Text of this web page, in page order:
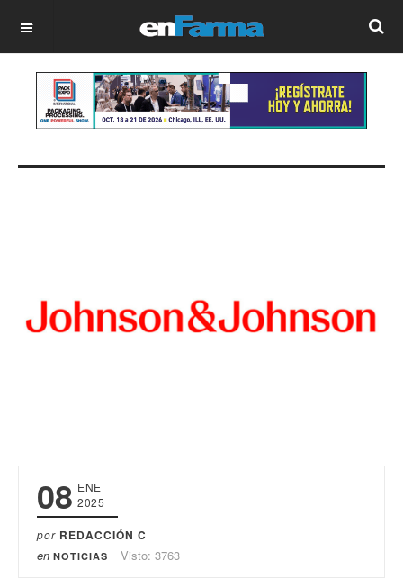
OFF CANVAS
08 ENE
2025
por REDACCIÓN C
en NOTICIAS Visto: 3763